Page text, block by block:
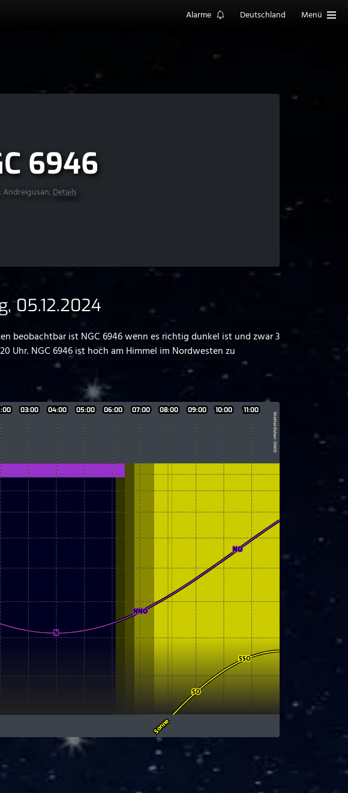
Alarme Deutschland Menü
6946
Andreigusan;Details
05.12.2024
beobachtbar ist NGC 6946 wenn es richtig dunkel ist und zwar 3
Uhr. NGC 6946 ist hoch am Himmel im Nordwesten zu